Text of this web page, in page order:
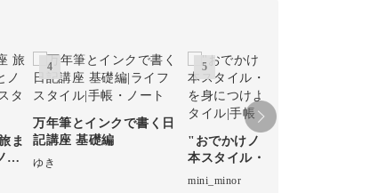
ま
ー
4
万年筆とインクで書く日
記講座 基礎編
ゆき
5
"おでかけノート" の基
本スタイル・テクニック
を身につけよう
mini_minor